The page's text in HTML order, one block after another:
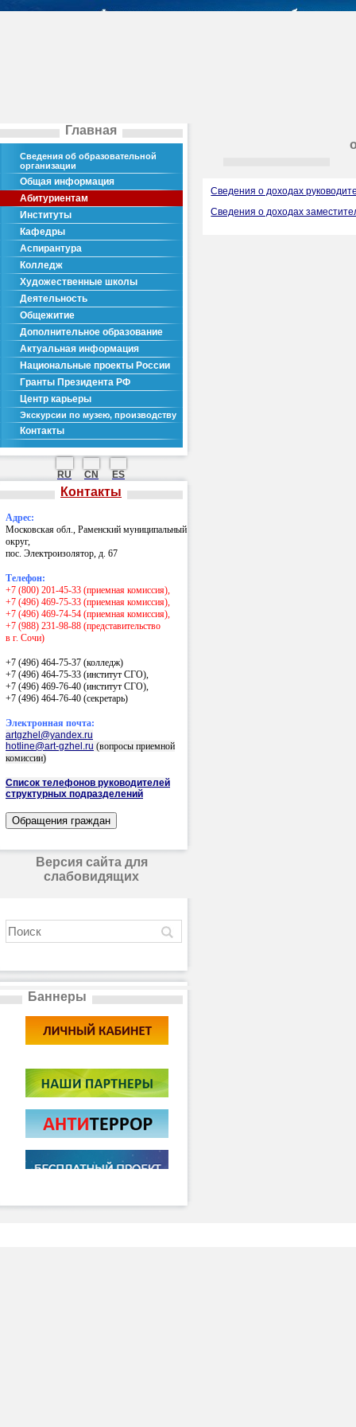
Главная
Сведения об образовательной
организации
Общая информация
Абитуриентам
Институты
Кафедры
Аспирантура
Колледж
Художественные школы
Деятельность
Общежитие
Дополнительное образование
Актуальная информация
Национальные проекты России
Гранты Президента РФ
Центр карьеры
Экскурсии по музею, производству
Контакты
RU CN ES
Контакты
Адрес:
Московская обл., Раменский муниципальный
округ,
пос. Электроизолятор, д. 67
Телефон:
+7 (800) 201-45-33 (приемная комиссия),
+7 (496) 469-75-33 (приемная комиссия),
+7 (496) 469-74-54 (приемная комиссия),
+7 (988) 231-98-88 (представительство
в г. Сочи)
+7 (496) 464-75-37 (колледж)
+7 (496) 464-75-33 (институт СГО),
+7 (496) 469-76-40 (институт СГО),
+7 (496) 464-76-40 (секретарь)
Электронная почта:
artgzhel@yandex.ru
hotline@art-gzhel.ru (вопросы приемной
комиссии)
Список телефонов руководителей
структурных подразделений
Версия сайта для
слабовидящих
Баннеры
Сведения о доходах
Сведения о доходах